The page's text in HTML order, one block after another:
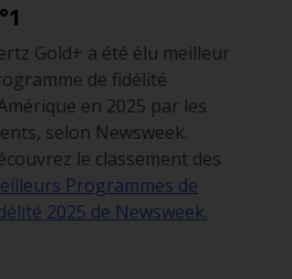
Gold+ a été élu meilleur
de fidélité
en 2025 par les
selon Newsweek.
le classement des
Programmes de
2025 de Newsweek.